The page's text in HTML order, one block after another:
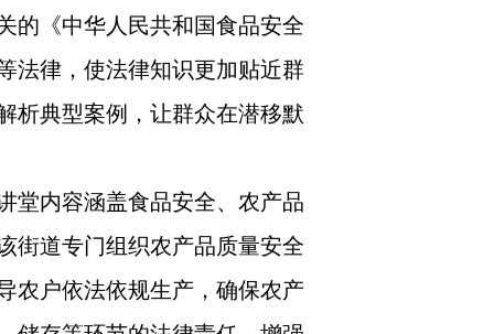
的《中华人民共和国食品安全
法律，使法律知识更加贴近群
析典型案例，让群众在潜移默
堂内容涵盖食品安全、农产品
街道专门组织农产品质量安全
农户依法依规生产，确保农产